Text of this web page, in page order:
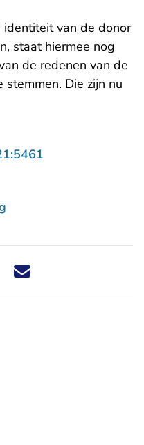
identiteit van de donor
staat hiermee nog
de redenen van de
Die zijn nu
dit nieuwsbericht via X -
Deel dit nieuwsbericht via
Deel dit nieuwsbericht
Deel dit